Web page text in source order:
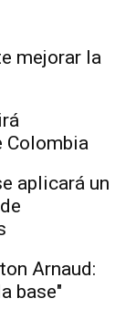
mejorar la
Colombia
aplicará un
Arnaud:
base"